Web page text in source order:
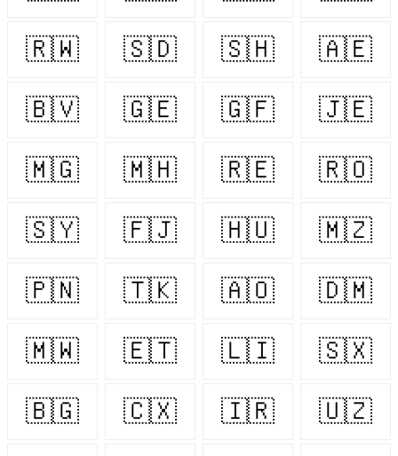
🇷🇼 🇸🇩 🇸🇭 🇦🇪
🇧🇻 🇬🇪 🇬🇫 🇯🇪
🇲🇬 🇲🇭 🇷🇪 🇷🇴
🇸🇾 🇫🇯 🇭🇺 🇲🇿
🇵🇳 🇹🇰 🇦🇴 🇩🇲
🇲🇼 🇪🇹 🇱🇮 🇸🇽
🇧🇬 🇨🇽 🇮🇷 🇺🇿